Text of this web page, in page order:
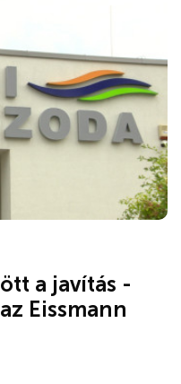
a javítás -
Eissmann